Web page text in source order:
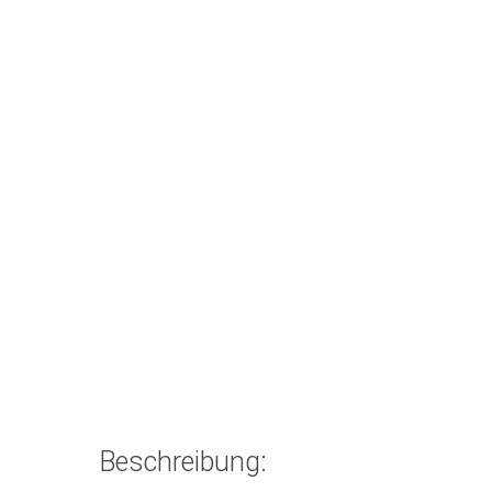
Beschreibung: